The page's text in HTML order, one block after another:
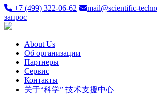
+7 (499) 322-06-62 mail@scientific-
запрос
About Us
Об организации
Партнеры
Сервис
Контакты
关于“科学” 技术支援中心